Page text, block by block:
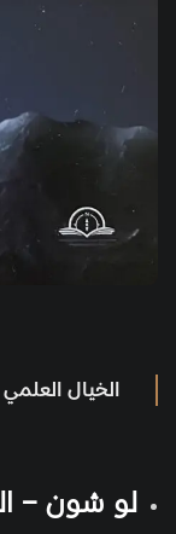
الخيال
لو شون –